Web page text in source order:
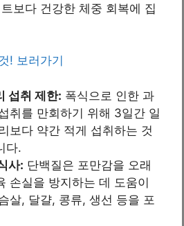
보다 건강한 체중 회복에 집
! 보러가기
섭취 제한: 폭식으로 인한 과
취를 만회하기 위해 3일간 일
보다 약간 적게 섭취하는 것
다.
사: 단백질은 포만감을 오래
손실을 방지하는 데 도움이
살, 달걀, 콩류, 생선 등을 포